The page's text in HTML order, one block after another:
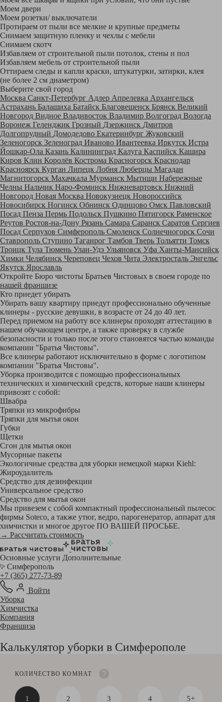
Моем двери
Моем розетки/ выключатели
Протираем от пыли все мелкие и крупные предметы
Снимаем защитную пленку и чехлы с мебели
Снимаем скотч
Избавляем от строительной пыли потолок, стены и пол
Избавляем мебель от строительной пыли
Оттираем следы и капли краски, штукатурки, затирки, клея
(не более 2 см диаметром)
Выберите свой город
Москва Санкт-Петербург Адлер Апрелевка Архангельск
Астрахань Балашиха Батайск Благовещенск Брянск Великий
Новгород Видное Владивосток Владимир Волгоград Вологда
Воронеж Геленджик Грозный Дзержинск Дмитров
Долгопрудный Домодедово Екатеринбург Жуковский
Зеленогорск Зеленоград Иваново Ивантеевка Иркутск Истра
Йошкар-Ола Казань Калининград Калуга Каспийск Кашира
Киров Клин Королёв Кострома Красногорск Краснодар
Красноярск Курган Липецк Лобня Люберцы Магадан
Магнитогорск Махачкала Мурманск Мытищи Набережные
Челны Нальчик Наро-Фоминск Нижневартовск Нижний
Новгород Новая Москва Новокузнецк Новороссийск
Новосибирск Ногинск Обнинск Одинцово Омск Павловский
Посад Пенза Пермь Подольск Пушкино Пятигорск Раменское
Реутов Ростов-на-Дону Рязань Самара Саранск Саратов Сергиев
Посад Серпухов Симферополь Смоленск Солнечногорск Сочи
Ставрополь Ступино Таганрог Тамбов Тверь Тольятти Томск
Троицк Тула Тюмень Улан-Удэ Ульяновск Уфа Ханты-Мансийск
Химки Челябинск Череповец Чехов Чита Электросталь Энгельс
Якутск Ярославль
Откройте Бюро чистоты Братьев Чистовых в своем городе по
нашей франшизе
Кто приедет убирать
Убирать вашу квартиру приедут профессионально обученные
клинеры - русские девушки, в возрасте от 24 до 40 лет.
Перед приемом на работу все клинеры проходят аттестацию в
нашем обучающем центре, а также проверку в службе
безопасности и только после этого становятся частью команды
компании "Братья Чистовы".
Все клинеры работают исключительно в форме с логотипом
компании "Братья Чистовы".
Уборка производится с помощью профессиональных
технических и химический средств, которые наши клинеры
привозят с собой:
Швабра
Тряпки из микрофибры
Тряпки для мытья окон
Губки
Щетки
Сгон для мытья окон
Мусорные пакеты
Экологичные средства для уборки немецкой марки Kiehl:
Жироудалитель
Средство для дезинфекции
Универсальное средство
Средство для мытья окон
Мы привезем с собой компактный профессиональный пылесос
фирмы Soteco, а также утюг, ведро, парогенератор, аппарат для
химчистки и многое другое ПО ВАШЕЙ ПРОСЬБЕ.
→ Рассчитать стоимость
Основные услуги Дополнительные
Симферополь
+7 (365) 277-73-89
Войти
Уборка
Химчистка
Компания
Франшиза
Калькулятор уборки в Симферополе
КОЛИЧЕСТВО КОМНАТ
1 2 3 4 5+